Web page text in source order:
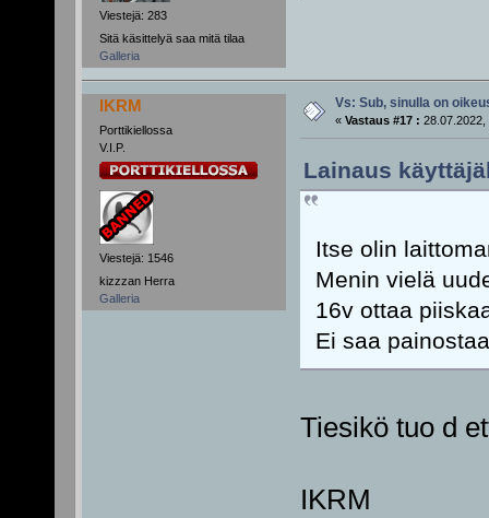
Viestejä: 283
Sitä käsittelyä saa mitä tilaa
Galleria
IKRM
Porttikiellossa
V.I.P.
Viestejä: 1546
kizzzan Herra
Galleria
Vs: Sub, sinulla on
« Vastaus #17 : 28.07.2022,
Lainaus
Itse olin
Menin vielä
16v ottaa
Ei saa
Tiesikö tuo d
IKRM